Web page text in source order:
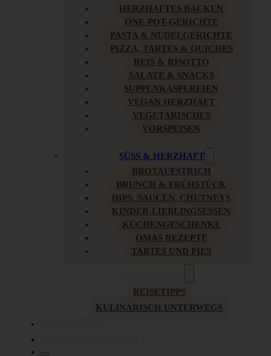
HERZHAFTES BACKEN
ONE-POT-GERICHTE
PASTA & NUDELGERICHTE
PIZZA, TARTES & QUICHES
REIS & RISOTTO
SALATE & SNACKS
SUPPENKASPEREIEN
VEGAN HERZHAFT
VEGETARISCHES
VORSPEISEN
SÜSS & HERZHAFT
BROTAUFSTRICH
BRUNCH & FRÜHSTÜCK
DIPS, SAUCEN, CHUTNEYS
KINDER-LIEBLINGSESSEN
KÜCHENGESCHENKE
OMAS REZEPTE
TARTES UND PIES
REISETIPPS
KULINARISCH UNTERWEGS